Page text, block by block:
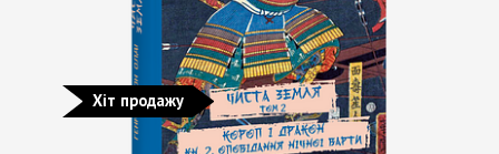
Хіт продажу